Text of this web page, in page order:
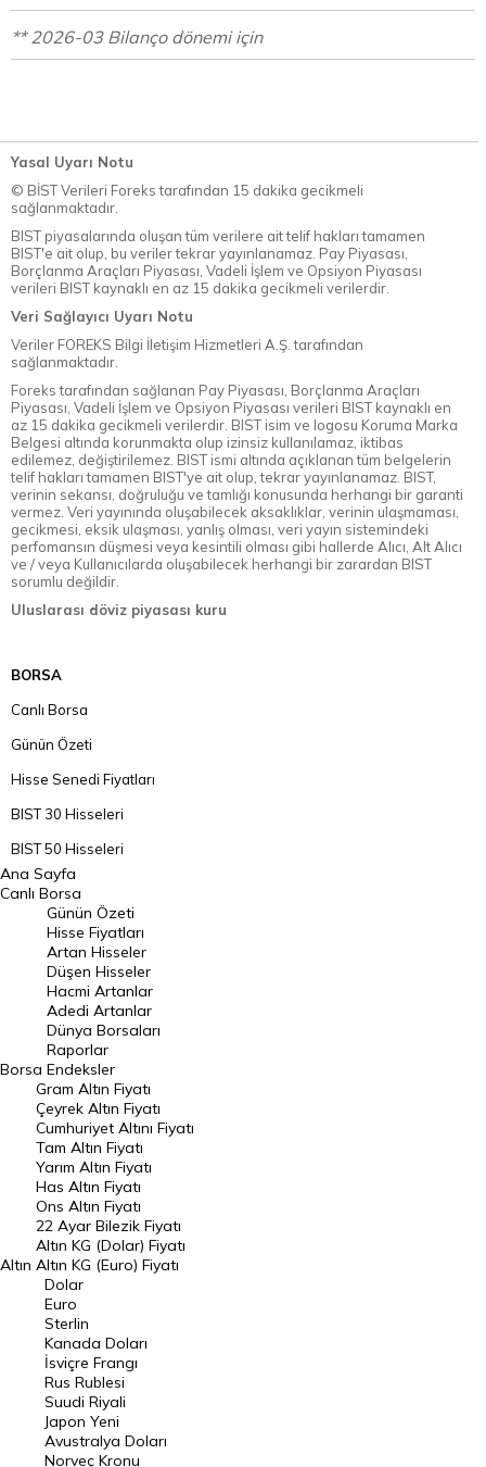
** 2026-03 Bilanço dönemi için
Yasal Uyarı Notu
© BİST Verileri Foreks tarafından 15 dakika gecikmeli
sağlanmaktadır.
BIST piyasalarında oluşan tüm verilere ait telif hakları tamamen
BIST'e ait olup, bu veriler tekrar yayınlanamaz. Pay Piyasası,
Borçlanma Araçları Piyasası, Vadeli İşlem ve Opsiyon Piyasası
verileri BIST kaynaklı en az 15 dakika gecikmeli verilerdir.
Veri Sağlayıcı Uyarı Notu
Veriler FOREKS Bilgi İletişim Hizmetleri A.Ş. tarafından
sağlanmaktadır.
Foreks tarafından sağlanan Pay Piyasası, Borçlanma Araçları
Piyasası, Vadeli İşlem ve Opsiyon Piyasası verileri BIST kaynaklı en
az 15 dakika gecikmeli verilerdir. BIST isim ve logosu Koruma Marka
Belgesi altında korunmakta olup izinsiz kullanılamaz, iktibas
edilemez, değiştirilemez. BIST ismi altında açıklanan tüm belgelerin
telif hakları tamamen BIST'ye ait olup, tekrar yayınlanamaz. BIST,
verinin sekansı, doğruluğu ve tamlığı konusunda herhangi bir garanti
vermez. Veri yayınında oluşabilecek aksaklıklar, verinin ulaşmaması,
gecikmesi, eksik ulaşması, yanlış olması, veri yayın sistemindeki
perfomansın düşmesi veya kesintili olması gibi hallerde Alıcı, Alt Alıcı
ve / veya Kullanıcılarda oluşabilecek herhangi bir zarardan BIST
sorumlu değildir.
Uluslarası döviz piyasası kuru
BORSA
Canlı Borsa
Günün Özeti
Hisse Senedi Fiyatları
BIST 30 Hisseleri
BIST 50 Hisseleri
BIST 100 Hisseleri
En Çok Artan Hisseler
En Çok Düşen Hisseler
Hacmi Artanlar
Geçmiş Kapanışlar
Dünya Borsaları
Raporlar
Endeksler
DÖVİZ
Döviz Kuru
Dolar Kuru
Euro Kuru
Pound Kuru
Frank Kuru
Riyal Kuru
Avustralya Doları
Danimarka Kronu Kuru
Ana Sayfa
Canlı Borsa
Borsa
Günün Özeti
Hisse Fiyatları
Artan Hisseler
Düşen Hisseler
Hacmi Artanlar
Adedi Artanlar
Dünya Borsaları
Raporlar
Endeksler
Altın
Gram Altın Fiyatı
Çeyrek Altın Fiyatı
Cumhuriyet Altını Fiyatı
Tam Altın Fiyatı
Yarım Altın Fiyatı
Has Altın Fiyatı
Ons Altın Fiyatı
22 Ayar Bilezik Fiyatı
Altın KG (Dolar) Fiyatı
Altın KG (Euro) Fiyatı
Dolar
Euro
Sterlin
Kanada Doları
İsviçre Frangı
Rus Rublesi
Suudi Riyali
Japon Yeni
Avustralya Doları
Norveç Kronu